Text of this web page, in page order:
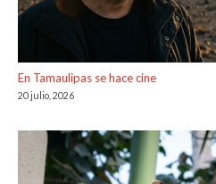
En Tamaulipas se hace cine
20 julio, 2026